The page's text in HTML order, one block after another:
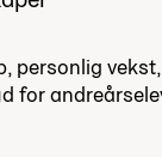
personlig
for